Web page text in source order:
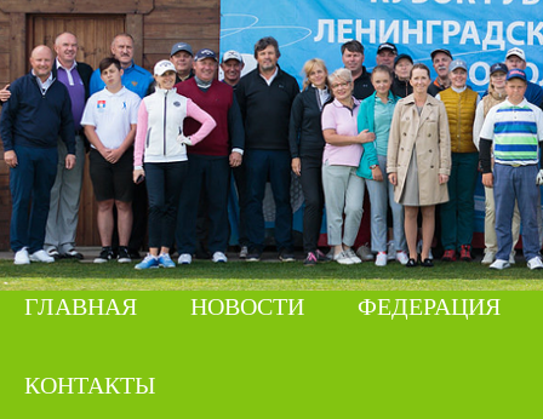
ГЛАВНАЯ НОВОСТИ ФЕДЕРАЦИЯ
КОНТАКТЫ